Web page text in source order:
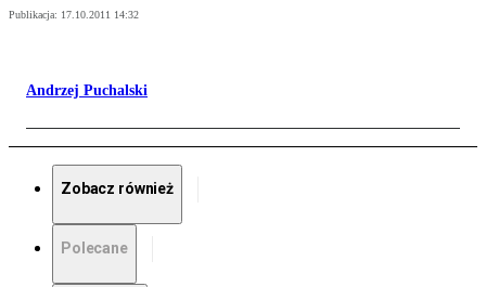
Publikacja: 17.10.2011 14:32
Andrzej Puchalski
Zobacz również
Polecane